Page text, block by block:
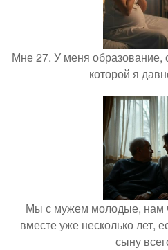
Мне 27. У меня образование,
которой я
Мы с мужем молодые, нам
вместе уже несколько лет,
сыну